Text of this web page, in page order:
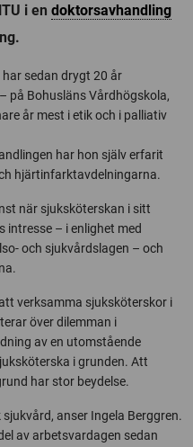
i en doktorsavhandling
sedan drygt 20 år
på Bohusläns Vårdhögskola,
år mest i etik och i palliativ
har hon själv erfarit
hjärtinfarktavdelningarna.
när sjuksköterskan i sitt
intresse – i enlighet med
och sjukvårdslagen – och
verksamma sjuksköterskor i
över dilemman i
av en utomstående
i grunden. Att
har stor beydelse.
anser Ingela Berggren.
av arbetsvardagen sedan